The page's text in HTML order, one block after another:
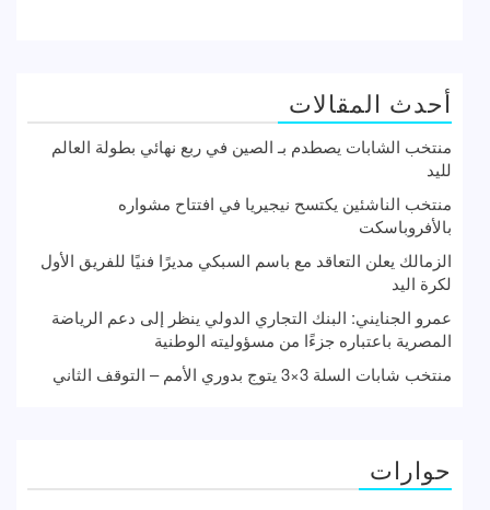
أحدث المقالات
منتخب الشابات يصطدم بـ الصين في ربع نهائي بطولة العالم
لليد
منتخب الناشئين يكتسح نيجيريا في افتتاح مشواره
بالأفروباسكت
الزمالك يعلن التعاقد مع باسم السبكي مديرًا فنيًا للفريق الأول
لكرة اليد
عمرو الجنايني: البنك التجاري الدولي ينظر إلى دعم الرياضة
المصرية باعتباره جزءًا من مسؤوليته الوطنية
منتخب شابات السلة 3×3 يتوج بدوري الأمم – التوقف الثاني
حوارات